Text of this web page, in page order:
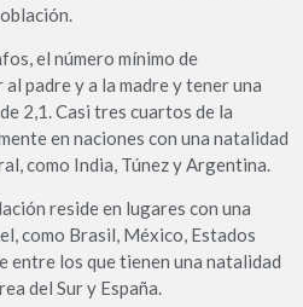
el número mínimo de
padre y a la madre y tener una
2,1. Casi tres cuartos de la
en naciones con una natalidad
como India, Túnez y Argentina.
reside en lugares con una
como Brasil, México, Estados
entre los que tienen una natalidad
del Sur y España.